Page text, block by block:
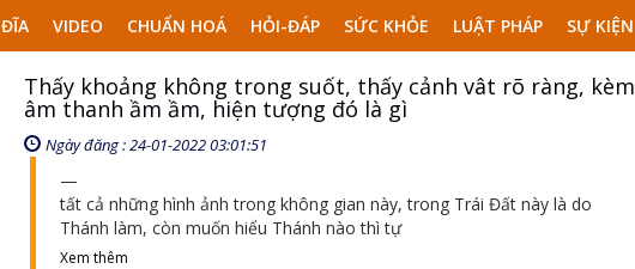
ĐĨA VIDEO CHUẨN HOÁ HỎI-ĐÁP SỨC KHỎE LUẬT PHÁP SỰ KIỆN
Thấy khoảng không trong suốt, thấy cảnh vât rõ ràng, kèm
âm thanh ầm ầm, hiện tượng đó là gì
Ngày đăng : 24-01-2022 03:01:51
tất cả những hình ảnh trong không gian này, trong Trái Đất này là do
Thánh làm, còn muốn hiểu Thánh nào thì tự
Xem thêm